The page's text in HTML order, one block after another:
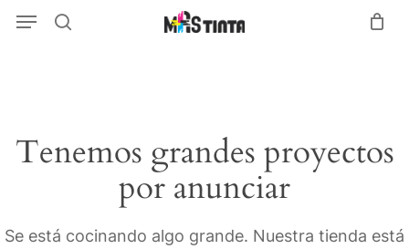
SkipMenu
Tenemos grandes proyectos
por anunciar
Se está cocinando algo grande. Nuestra tienda está
Menu